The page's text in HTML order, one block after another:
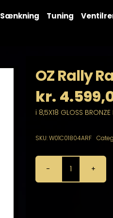
Sænkning Tuning
OZ Rally
kr.
i 8,5X18 GLOSS
SKU:W01C01804ARF
OZ
Rally